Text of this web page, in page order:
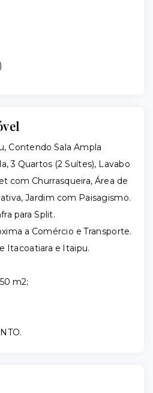
)
Contendo Sala Ampla
3 Quartos (2 Suítes), Lavabo
com Churrasqueira, Área de
Jardim com Paisagismo.
para Split.
a Comércio e Transporte.
Itacoatiara e Itaipu.
m2;